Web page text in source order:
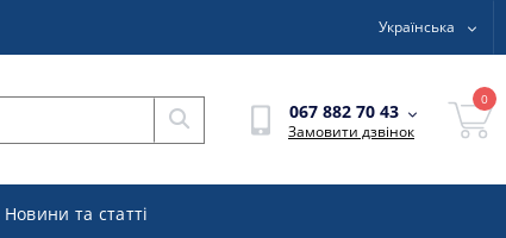
Українська
067 882 70 43
Замовити дзвінок
0
Новини та статті